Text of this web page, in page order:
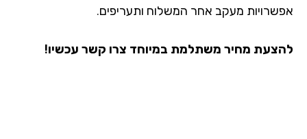
מעקב אחר המשלוח ותעריפים.
מחיר משתלמת במיוחד צרו קשר עכשיו!